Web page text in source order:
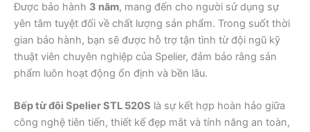
Được bảo hành 3 năm, mang đến cho người sử dụng sự
yên tâm tuyệt đối về chất lượng sản phẩm. Trong suốt thời
gian bảo hành, bạn sẽ được hỗ trợ tận tình từ đội ngũ kỹ
thuật viên chuyên nghiệp của Spelier, đảm bảo rằng sản
phẩm luôn hoạt động ổn định và bền lâu.
Bếp từ đôi Spelier STL 520S là sự kết hợp hoàn hảo giữa
công nghệ tiên tiến, thiết kế đẹp mắt và tính năng an toàn,